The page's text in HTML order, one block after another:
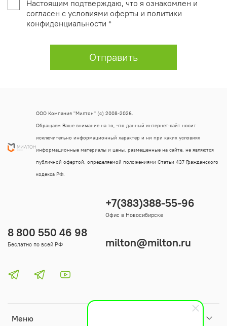
Настоящим подтверждаю, что я ознакомлен и
согласен с условиями оферты и политики
конфиденциальности *
Отправить
Меню
8 800 550 46 98
Беслатно по всей РФ
+7(383)388-55-96
Офис в Новосибирске
milton@milton.ru
ООО Компания "Милтон" (с) 2008-2026.
Обращаем Ваше внимание на то, что данный интернет-сайт носит
исключительно информационный характер и ни при каких условиях
информационные материалы и цены, размещенные на сайте, не являются
публичной офертой, определяемой положениями Статьи 437 Гражданского
кодекса РФ.